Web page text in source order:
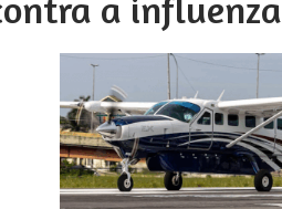
a influenza